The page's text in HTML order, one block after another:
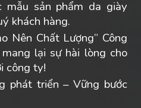
mẫu sản phẩm da giày
khách hàng.
Nên Chất Lượng” Công
lại sự hài lòng cho
công ty!
phát triển – Vững bước